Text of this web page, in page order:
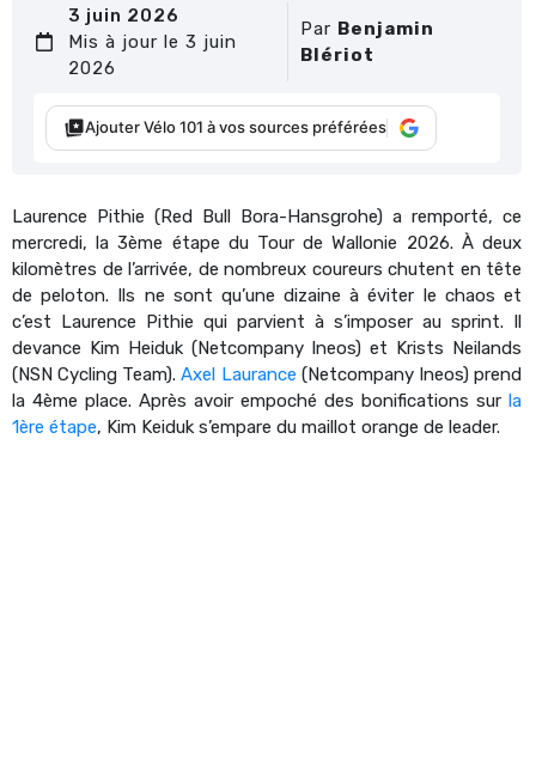
3 juin 2026
Mis à jour le 3 juin
2026
Par Benjamin
Blériot
Ajouter Vélo 101 à vos sources préférées
Laurence Pithie (Red Bull Bora-Hansgrohe) a remporté, ce
mercredi, la 3ème étape du Tour de Wallonie 2026. À deux
kilomètres de l’arrivée, de nombreux coureurs chutent en tête
de peloton. Ils ne sont qu’une dizaine à éviter le chaos et
c’est Laurence Pithie qui parvient à s’imposer au sprint. Il
devance Kim Heiduk (Netcompany Ineos) et Krists Neilands
(NSN Cycling Team).Axel Laurance (Netcompany Ineos) prend
la 4ème place. Après avoir empoché des bonifications sur la
1ère étape, Kim Keiduk s’empare du maillot orange de leader.